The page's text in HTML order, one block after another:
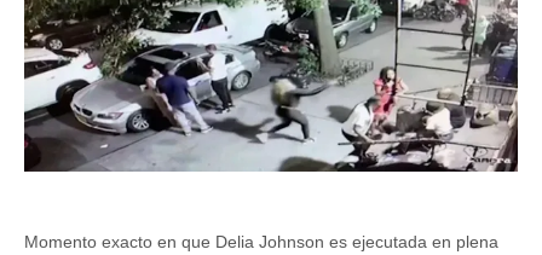
Momento exacto en que Delia Johnson es ejecutada en plena